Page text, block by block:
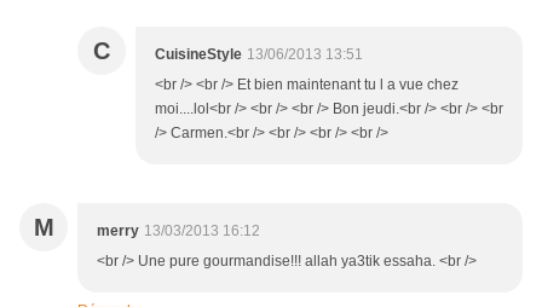
C CuisineStyle 13/06/2013 13:51
<br /> <br /> Et bien maintenant tu l a vue chez
moi....lol<br /> <br /> <br /> Bon jeudi.<br /> <br /> <br
/> Carmen.<br /> <br /> <br /> <br />
M merry 13/03/2013 16:12
<br /> Une pure gourmandise!!! allah ya3tik essaha. <br />